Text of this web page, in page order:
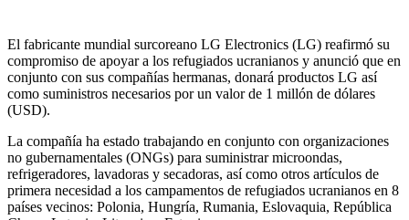
El fabricante mundial surcoreano LG Electronics (LG) reafirmó su
compromiso de apoyar a los refugiados ucranianos y anunció que en
conjunto con sus compañías hermanas, donará productos LG así
como suministros necesarios por un valor de 1 millón de dólares
(USD).
La compañía ha estado trabajando en conjunto con organizaciones
no gubernamentales (ONGs) para suministrar microondas,
refrigeradores, lavadoras y secadoras, así como otros artículos de
primera necesidad a los campamentos de refugiados ucranianos en 8
países vecinos: Polonia, Hungría, Rumania, Eslovaquia, República